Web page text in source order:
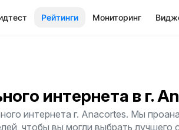
Рейтинги Мониторинг
интернета в г.
интернета г. Anacortes. Мы
чтобы вы могли выбрать лучшего